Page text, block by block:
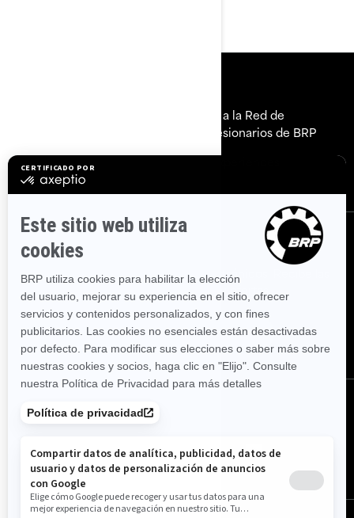
Carreras
Únete a la Red de
Concesionarios de BRP
BRP Experiences
Suscríbete a nuestros correos electrónicos.
últimas noticias, eventos y ofertas.
SUSCRÍBETE
Síguenos